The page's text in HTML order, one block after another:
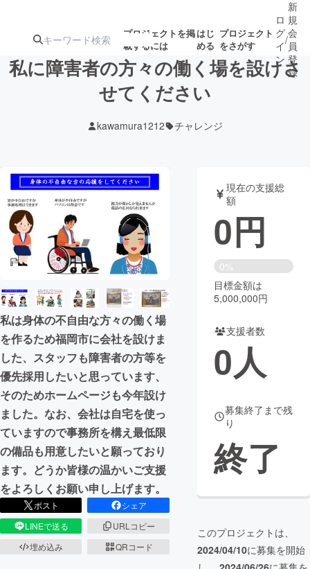
プロジェクトを掲
載するには
はじ
める
プロジェクト
をさがす
ジェクト
ロジェクト
アート・写真 音楽
テクノロジー・ガジェット ゲーム・サ
映像・映画 書籍・雑誌
ビジネス・起業 チャレンジ
まちづくり・地域活性化
CAMPFIRE for Social Good
CAMPFIRE Creation
CAMPFIREふるさと納税machi-ya
ロ
グ
イ
ン
/
新
規
会
員
登
録
私に障害者の方々の働く場を設けさ
せてください
kawamura1212 チャレンジ
私は身体の不自由な方々の働く場
を作るため福岡市に会社を設けま
した、スタッフも障害者の方等を
優先採用したいと思っています、
そのためホームページも今年設け
ました。なお、会社は自宅を使っ
ていますので事務所を構え最低限
の備品も用意したいと願っており
ます。どうか皆様の温かいご支援
をよろしくお願い申し上げます。
ポスト
シェア
LINEで送る
URLコピー
埋め込み
QRコード
現在の支援総
額
0円
0%
目標金額は
5,000,000円
支援者数
0人
募集終了まで残
り
終了
このプロジェクトは、
2024/04/10に募集を開始